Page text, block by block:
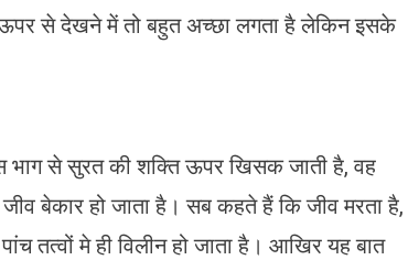
ऊपर से देखने में तो बहुत अच्छा लगता है लेकिन इसके
भाग से सुरत की शक्ति ऊपर खिसक जाती है, वह
बेकार हो जाता है। सब कहते हैं कि जीव मरता है,
तत्वों मे ही विलीन हो जाता है। आखिर यह बात